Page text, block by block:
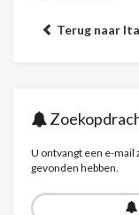
Terug naar
U ontvangt een e-mail
gevonden hebben.